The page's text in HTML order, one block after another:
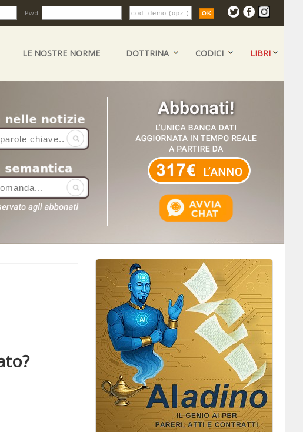
Pwd:
LE NOSTRE NORME DOTTRINA CODICI LIBRI